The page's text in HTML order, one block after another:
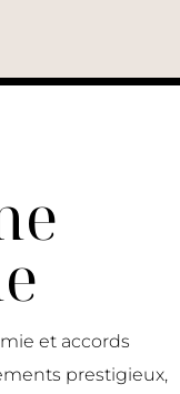
et accords
prestigieux,